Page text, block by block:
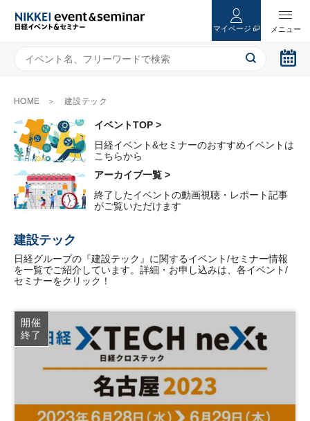
マイページ
HOME 建設テック
イベントTOP >
日経イベント&セミナーのおすすめイベントは
こちらから
アーカイブ一覧 >
終了したイベントの動画視聴・レポート記事
がご覧いただけます
建設テック
日経グループの『建設テック』に関するイベント/セミナー情報
を一覧でご紹介しています。詳細・お申し込みは、各イベント/
セミナーをクリック！
開催
終了